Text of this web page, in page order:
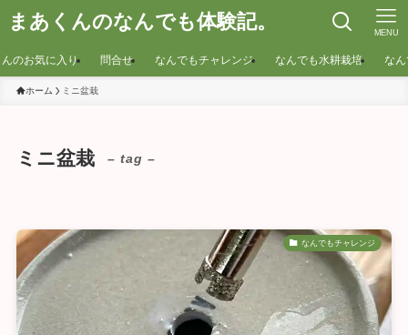
まあくんのなんでも体験記。 MENU
のお気に入り 問合せ なんでもチャレンジ なんでも水耕栽培 な
ホーム ミニ盆栽
ミニ盆栽 – tag –
なんでもチャレンジ